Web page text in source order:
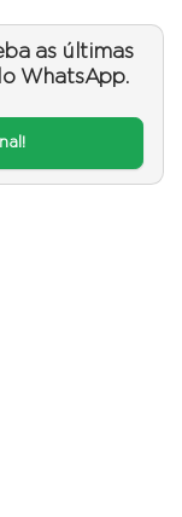
as últimas
WhatsApp.